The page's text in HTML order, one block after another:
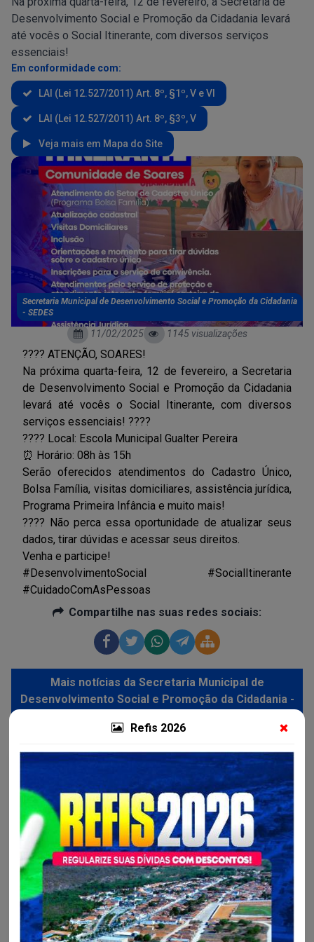
Refis 2026
Desenvolvimento Social e Promoção da Cidadania levará
até vocês o Social Itinerante, com diversos serviços
essenciais!
Em conformidade com:
LAI (Lei 12.527/2011) Art. 8º, §1º, V e VI
LAI (Lei 12.527/2011) Art. 8º, §3º, V
Veja mais em Mapa do Site
Secretaria Municipal de Desenvolvimento Social e Promoção da Cidadania
- SEDES
11/02/2025 1145 visualizações
???? ATENÇÃO, SOARES!
Na próxima quarta-feira, 12 de fevereiro, a Secretaria
de Desenvolvimento Social e Promoção da Cidadania
levará até vocês o Social Itinerante, com diversos
serviços essenciais! ????
???? Local: Escola Municipal Gualter Pereira
⏰ Horário: 08h às 15h
Serão oferecidos atendimentos do Cadastro Único,
Bolsa Família, visitas domiciliares, assistência jurídica,
Programa Primeira Infância e muito mais!
???? Não perca essa oportunidade de atualizar seus
dados, tirar dúvidas e acessar seus direitos.
Venha e participe!
#DesenvolvimentoSocial #SocialItinerante
#CuidadoComAsPessoas
Compartilhe nas suas redes sociais:
Mais notícias da Secretaria Municipal de
Desenvolvimento Social e Promoção da Cidadania -
Desenvolvimento Social e...
Toda nossa turma de América Dourada unida por um